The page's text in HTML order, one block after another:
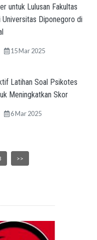
untuk Lulusan Fakultas
Universitas Diponegoro di
15 Mar 2025
Latihan Soal Psikotes
Meningkatkan Skor
6 Mar 2025
>>